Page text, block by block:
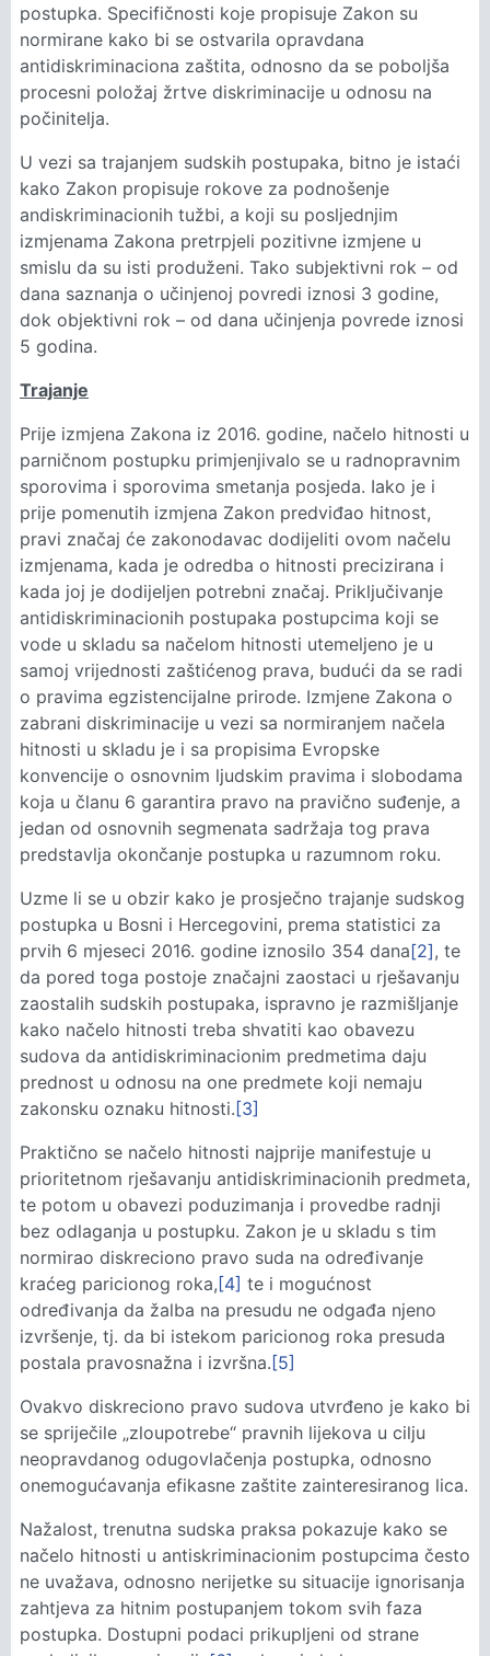
postupka. Specifičnosti koje propisuje Zakon su
normirane kako bi se ostvarila opravdana
antidiskriminaciona zaštita, odnosno da se poboljša
procesni položaj žrtve diskriminacije u odnosu na
počinitelja.
U vezi sa trajanjem sudskih postupaka, bitno je istaći
kako Zakon propisuje rokove za podnošenje
andiskriminacionih tužbi, a koji su posljednjim
izmjenama Zakona pretrpjeli pozitivne izmjene u
smislu da su isti produženi. Tako subjektivni rok – od
dana saznanja o učinjenoj povredi iznosi 3 godine,
dok objektivni rok – od dana učinjenja povrede iznosi
5 godina.
Trajanje
Prije izmjena Zakona iz 2016. godine, načelo hitnosti u
parničnom postupku primjenjivalo se u radnopravnim
sporovima i sporovima smetanja posjeda. Iako je i
prije pomenutih izmjena Zakon predviđao hitnost,
pravi značaj će zakonodavac dodijeliti ovom načelu
izmjenama, kada je odredba o hitnosti precizirana i
kada joj je dodijeljen potrebni značaj. Priključivanje
antidiskriminacionih postupaka postupcima koji se
vode u skladu sa načelom hitnosti utemeljeno je u
samoj vrijednosti zaštićenog prava, budući da se radi
o pravima egzistencijalne prirode. Izmjene Zakona o
zabrani diskriminacije u vezi sa normiranjem načela
hitnosti u skladu je i sa propisima Evropske
konvencije o osnovnim ljudskim pravima i slobodama
koja u članu 6 garantira pravo na pravično suđenje, a
jedan od osnovnih segmenata sadržaja tog prava
predstavlja okončanje postupka u razumnom roku.
Uzme li se u obzir kako je prosječno trajanje sudskog
postupka u Bosni i Hercegovini, prema statistici za
prvih 6 mjeseci 2016. godine iznosilo 354 dana[2], te
da pored toga postoje značajni zaostaci u rješavanju
zaostalih sudskih postupaka, ispravno je razmišljanje
kako načelo hitnosti treba shvatiti kao obavezu
sudova da antidiskriminacionim predmetima daju
prednost u odnosu na one predmete koji nemaju
zakonsku oznaku hitnosti. [3]
Praktično se načelo hitnosti najprije manifestuje u
prioritetnom rješavanju antidiskriminacionih predmeta,
te potom u obavezi poduzimanja i provedbe radnji
bez odlaganja u postupku. Zakon je u skladu s tim
normirao diskreciono pravo suda na određivanje
kraćeg paricionog roka, [4] te i mogućnost
određivanja da žalba na presudu ne odgađa njeno
izvršenje, tj. da bi istekom paricionog roka presuda
postala pravosnažna i izvršna. [5]
Ovakvo diskreciono pravo sudova utvrđeno je kako bi
se spriječile „zloupotrebe“ pravnih lijekova u cilju
neopravdanog odugovlačenja postupka, odnosno
onemogućavanja efikasne zaštite zainteresiranog lica.
Nažalost, trenutna sudska praksa pokazuje kako se
načelo hitnosti u antiskriminacionim postupcima često
ne uvažava, odnosno nerijetke su situacije ignorisanja
zahtjeva za hitnim postupanjem tokom svih faza
postupka. Dostupni podaci prikupljeni od strane